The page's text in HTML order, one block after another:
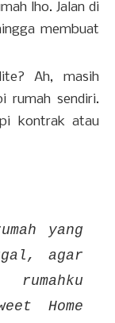
lho. Jalan di
membuat
Ah, masih
rumah sendiri.
kontrak atau
yang
agar
Home